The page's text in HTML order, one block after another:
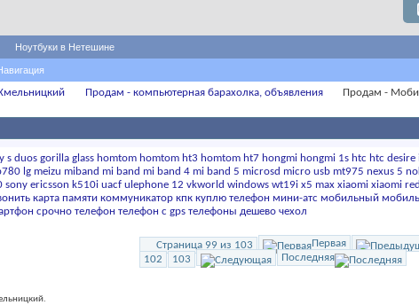
Ноутбуки в Нетешине
Продам - компьютерная барахолка, объявления Продам -
s duos gorilla glass homtom homtom ht3 homtom ht7 hongmi hongmi 1s htc htc desire
lg meizu miband mi band mi band 4 mi band 5 microsd micro usb mt975 nexus 5
sony ericsson k510i uacf ulephone 12 vkworld windows wt19i x5 max xiaomi xiaomi
карта памяти коммуникатор кпк куплю телефон мини-атс мобильный
срочно телефон телефон с gps телефоны дешево чехол
Страница 99 из 103 Первая
102
103 Последняя